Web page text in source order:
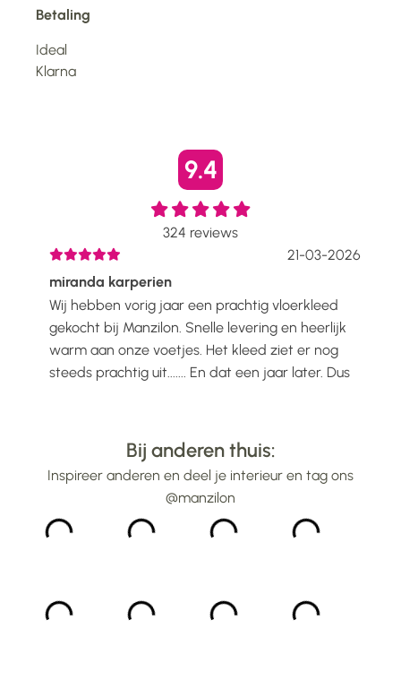
Betaling
Ideal
Klarna
9.4
324 reviews
21-03-2026
miranda karperien
Wij hebben vorig jaar een prachtig vloerkleed
gekocht bij Manzilon. Snelle levering en heerlijk
warm aan onze voetjes. Het kleed ziet er nog
steeds prachtig uit....... En dat een jaar later. Dus
Bij anderen thuis:
Inspireer anderen en deel je interieur en tag ons
@manzilon